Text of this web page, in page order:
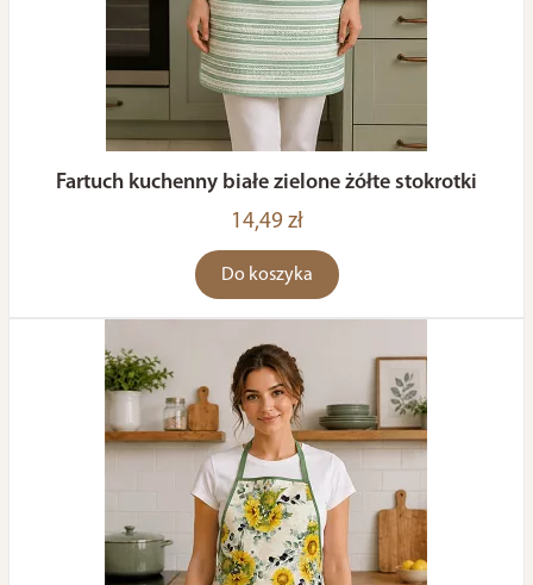
Fartuch kuchenny białe zielone żółte stokrotki
14,49 zł
Do koszyka